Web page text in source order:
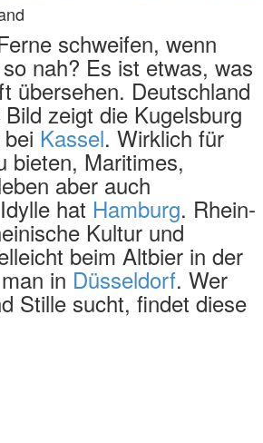
schweifen, wenn
nah? Es ist etwas, was
übersehen. Deutschland
zeigt die Kugelsburg
Kassel. Wirklich für
bieten, Maritimes,
aber auch
hat Hamburg. Rhein-
Kultur und
beim Altbier in der
in Düsseldorf. Wer
Stille sucht, findet diese